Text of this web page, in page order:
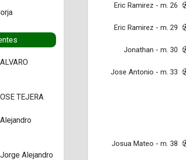
TEJERA
Alejandro
Eric Ramirez - m. 26
Eric Ramirez - m. 29
Jonathan - m. 30
Jose Antonio - m. 33
Josua Mateo - m. 38